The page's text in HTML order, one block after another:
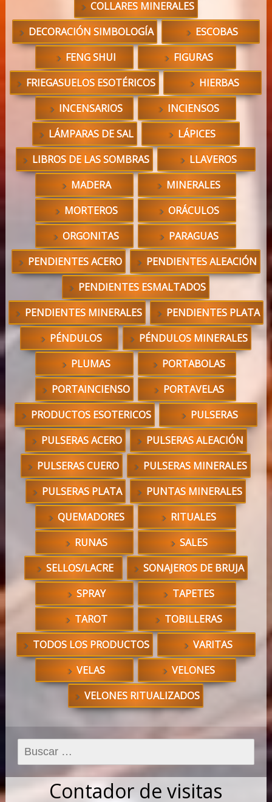
COLLARES MINERALES
DECORACIÓN SIMBOLOGÍA
ESCOBAS
FENG SHUI
FIGURAS
FRIEGASUELOS ESOTÉRICOS
HIERBAS
INCENSARIOS
INCIENSOS
LÁMPARAS DE SAL
LÁPICES
LIBROS DE LAS SOMBRAS
LLAVEROS
MADERA
MINERALES
MORTEROS
ORÁCULOS
ORGONITAS
PARAGUAS
PENDIENTES ACERO
PENDIENTES ALEACIÓN
PENDIENTES ESMALTADOS
PENDIENTES MINERALES
PENDIENTES PLATA
PÉNDULOS
PÉNDULOS MINERALES
PLUMAS
PORTABOLAS
PORTAINCIENSO
PORTAVELAS
PRODUCTOS ESOTERICOS
PULSERAS
PULSERAS ACERO
PULSERAS ALEACIÓN
PULSERAS CUERO
PULSERAS MINERALES
PULSERAS PLATA
PUNTAS MINERALES
QUEMADORES
RITUALES
RUNAS
SALES
SELLOS/LACRE
SONAJEROS DE BRUJA
SPRAY
TAPETES
TAROT
TOBILLERAS
TODOS LOS PRODUCTOS
VARITAS
VELAS
VELONES
VELONES RITUALIZADOS
Buscar:
Contador de visitas